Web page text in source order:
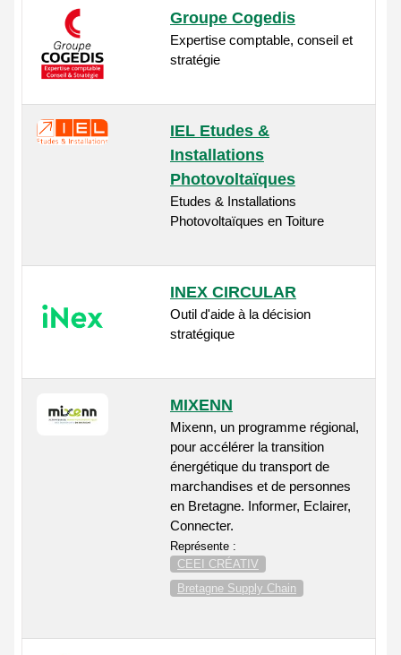
Groupe Cogedis
Expertise comptable, conseil et
stratégie
IEL Etudes &
Installations
Photovoltaïques
Etudes & Installations
Photovoltaïques en Toiture
INEX CIRCULAR
Outil d'aide à la décision
stratégique
MIXENN
Mixenn, un programme régional,
pour accélérer la transition
énergétique du transport de
marchandises et de personnes
en Bretagne. Informer, Eclairer,
Connecter.
Représente :
CEEI CRÉATIV
Bretagne Supply Chain